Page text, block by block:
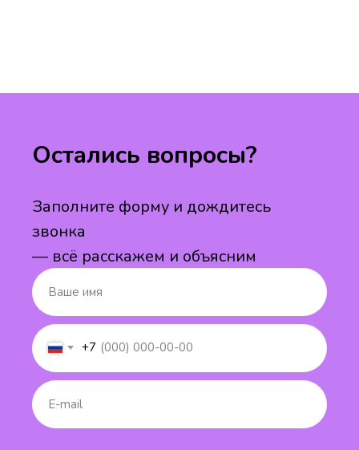
+7
Остались вопросы?
Заполните форму и дождитесь
звонка
— всё расскажем и объясним